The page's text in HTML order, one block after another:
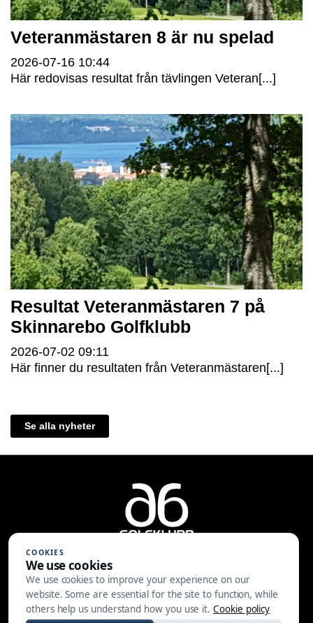
Veteranmästaren 8 är nu spelad
2026-07-16 10:44
Här redovisas resultat från tävlingen Veteran[...]
Resultat Veteranmästaren 7 på
Skinnarebo Golfklubb
2026-07-02 09:11
Här finner du resultaten från Veteranmästaren[...]
Se alla nyheter
A6 Golfklubb | Centralvägen 37 |
553 05 JÖNKÖPING | 036-30 81 30
COOKIES
We use cookies
We use cookies to improve your experience on our
website. Some are essential for the site to function, while
others help us understand how you use it. Cookie policy